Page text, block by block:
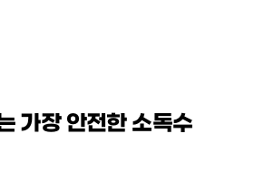
가장 안전한 소독수